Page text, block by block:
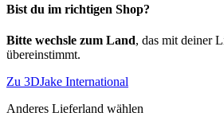
Bist du im richtigen Shop?
Bitte wechsle zum Land, das mit deiner
übereinstimmt.
Zu 3DJake International
Anderes Lieferland wählen